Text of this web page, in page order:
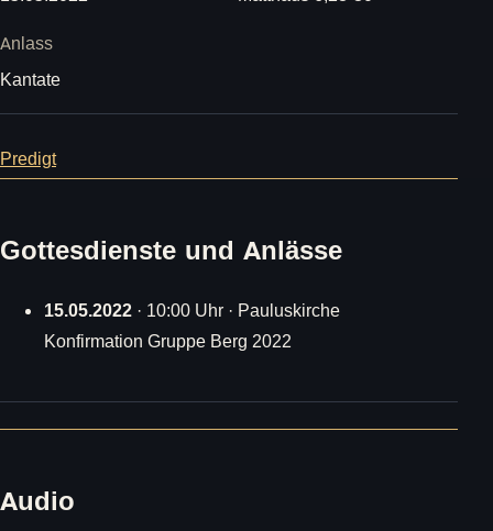
Anlass
Kantate
Predigt
Gottesdienste und Anlässe
15.05.2022 · 10:00 Uhr · Pauluskirche
Konfirmation Gruppe Berg 2022
Audio